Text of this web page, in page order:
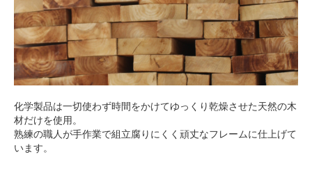
化学製品は一切使わず時間をかけてゆっくり乾燥させた天然の木
材だけを使用。
熟練の職人が手作業で組立腐りにくく頑丈なフレームに仕上げて
います。